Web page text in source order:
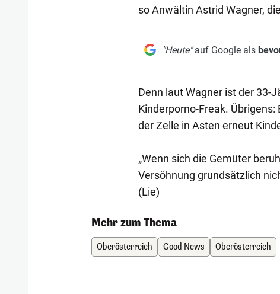
so Anwältin Astrid Wagner,
"Heute"auf Google als
Denn laut Wagner ist der 33-
Kinderporno-Freak.
der Zelle in Asten erneut
„Wenn sich die Gemüter
Versöhnung grundsätzlich
(Lie)
Mehr zum Thema
Oberösterreich Good News Oberösterreich